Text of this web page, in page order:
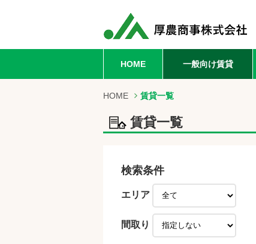
HOME 一般向け賃貸
HOME 賃貸一覧
賃貸一覧
検索条件
エリア
間取り